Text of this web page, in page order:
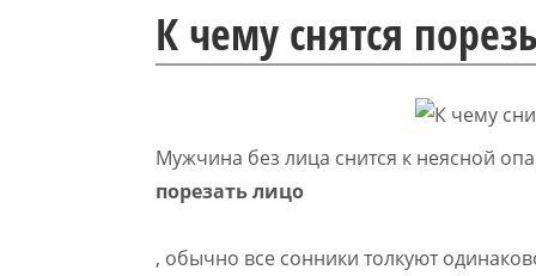
К чему снятся
Мужчина без лица снится к неясной
порезать лицо
, обычно все сонники толкуют